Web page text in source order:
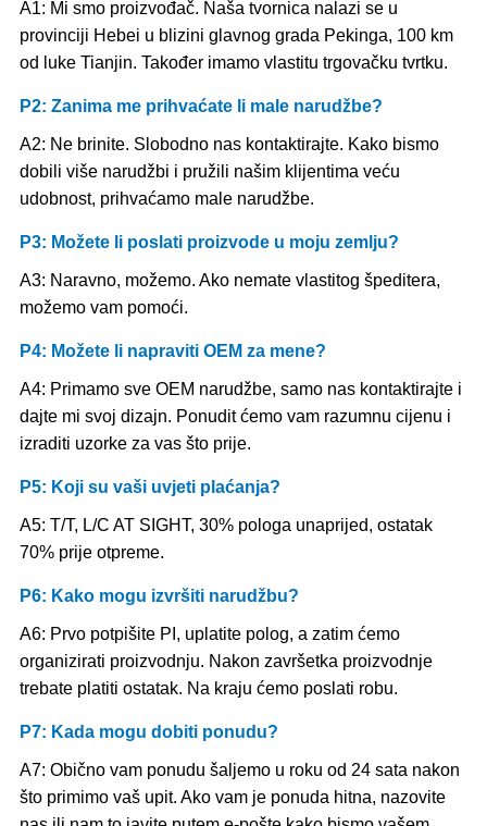
A1: Mi smo proizvođač. Naša tvornica nalazi se u
provinciji Hebei u blizini glavnog grada Pekinga, 100 km
od luke Tianjin. Također imamo vlastitu trgovačku tvrtku.
P2: Zanima me prihvaćate li male narudžbe?
A2: Ne brinite. Slobodno nas kontaktirajte. Kako bismo
dobili više narudžbi i pružili našim klijentima veću
udobnost, prihvaćamo male narudžbe.
P3: Možete li poslati proizvode u moju zemlju?
A3: Naravno, možemo. Ako nemate vlastitog špeditera,
možemo vam pomoći.
P4: Možete li napraviti OEM za mene?
A4: Primamo sve OEM narudžbe, samo nas kontaktirajte i
dajte mi svoj dizajn. Ponudit ćemo vam razumnu cijenu i
izraditi uzorke za vas što prije.
P5: Koji su vaši uvjeti plaćanja?
A5: T/T, L/C AT SIGHT, 30% pologa unaprijed, ostatak
70% prije otpreme.
P6: Kako mogu izvršiti narudžbu?
A6: Prvo potpišite PI, uplatite polog, a zatim ćemo
organizirati proizvodnju. Nakon završetka proizvodnje
trebate platiti ostatak. Na kraju ćemo poslati robu.
P7: Kada mogu dobiti ponudu?
A7: Obično vam ponudu šaljemo u roku od 24 sata nakon
što primimo vaš upit. Ako vam je ponuda hitna, nazovite